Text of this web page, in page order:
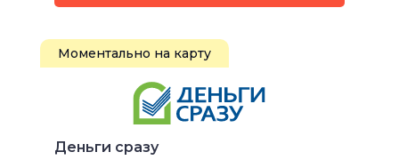
Моментально на карту
Деньги сразу